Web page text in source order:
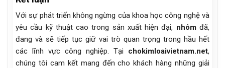
Với sự phát triển không ngừng của khoa học công nghệ và
yêu cầu kỹ thuật cao trong sản xuất hiện đại, nhômđã,
đang và sẽ tiếp tục giữ vai trò quan trọng trong hầu hết
các lĩnh vực công nghiệp. Tại chokimloaivietnam.net,
chúng tôi cam kết mang đến cho khách hàng những giải